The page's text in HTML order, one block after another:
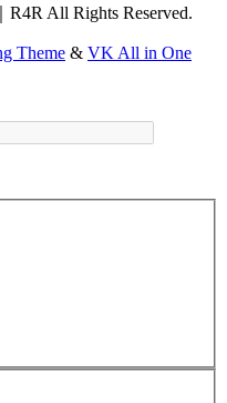
All Rights Reserved.
Theme & VK All in One